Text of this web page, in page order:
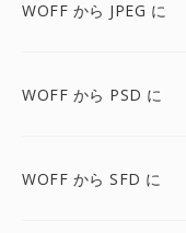
WOFF から JPEG に
WOFF から PSD に
WOFF から SFD に